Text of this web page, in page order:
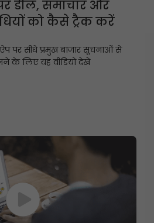
डील, समाचार और
को कैसे ट्रैक करें
पर सीधे प्रमुख बाजार सूचनाओं से
के लिए यह वीडियो देखें